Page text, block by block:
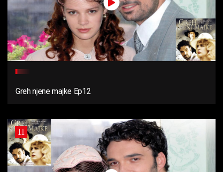
Greh njene majke Ep12
11